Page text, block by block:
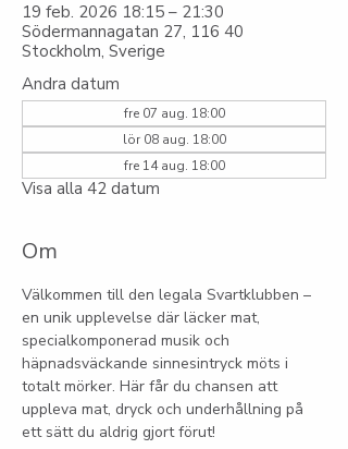
19 feb. 2026 18:15 – 21:30
Södermannagatan 27, 116 40
Stockholm, Sverige
Andra datum
fre 07 aug. 18:00
lör 08 aug. 18:00
fre 14 aug. 18:00
Visa alla 42 datum
Om
Välkommen till den legala Svartklubben –
en unik upplevelse där läcker mat,
specialkomponerad musik och
häpnadsväckande sinnesintryck möts i
totalt mörker. Här får du chansen att
uppleva mat, dryck och underhållning på
ett sätt du aldrig gjort förut!